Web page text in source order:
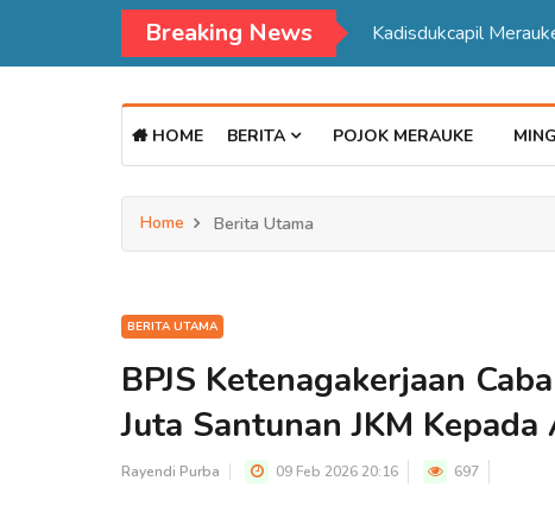
Breaking News Kadisdukcapil
HOME BERITA POJOK MERAUKE
Home Berita Utama
BERITA UTAMA
BPJS Ketenagakerjaan
Juta Santunan JKM
Rayendi Purba 09 Feb 2026 20:16 697